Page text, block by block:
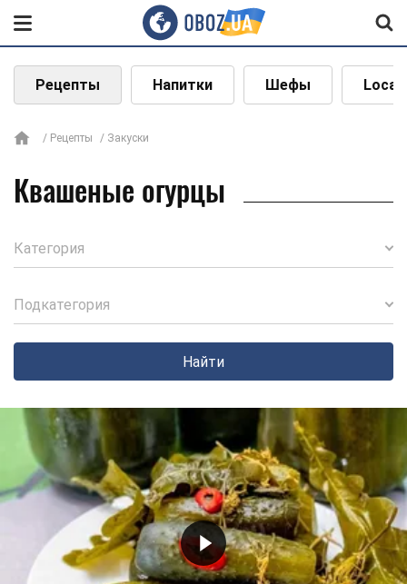
Рецепты Напитки Шефы Local
Рецепты Закуски
Квашеные огурцы
Категория
Подкатегория
Найти